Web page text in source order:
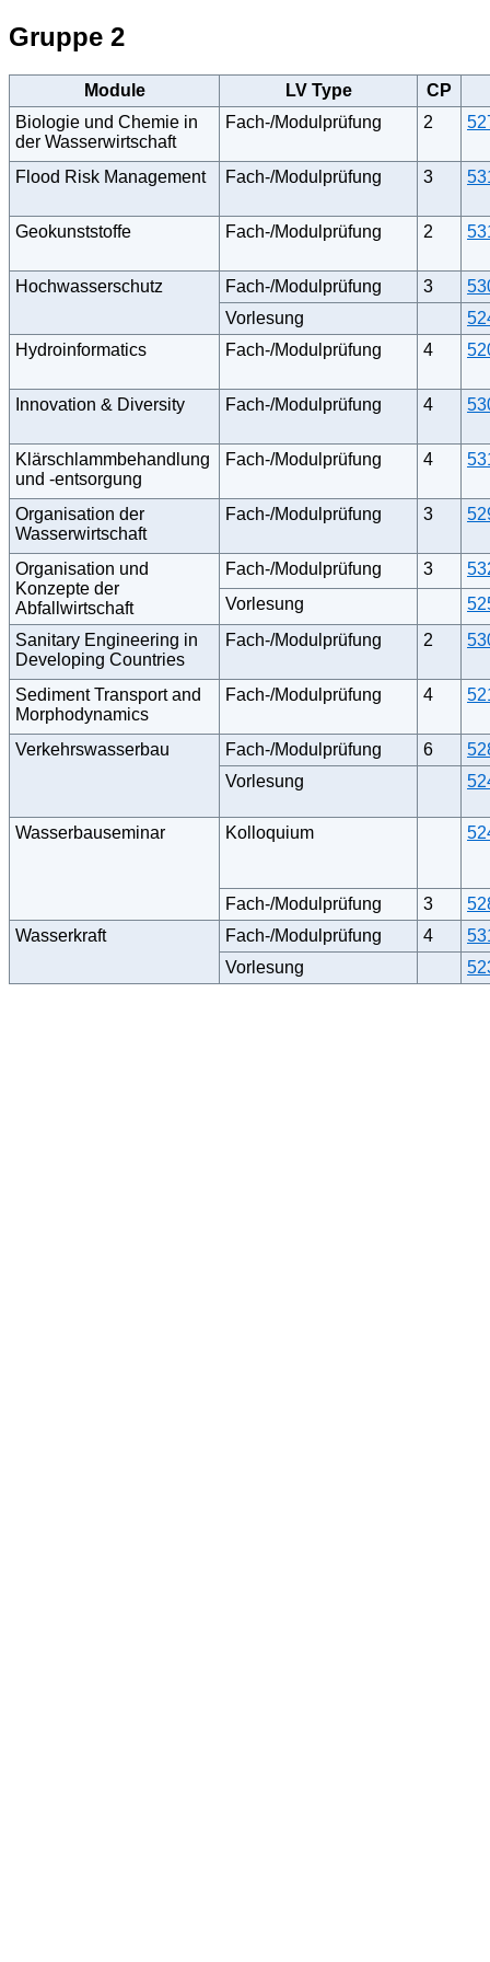
Gruppe 2
Module LV Type
CP
Biologie und Chemie in
der Wasserwirtschaft
Fach-/Modulprüfung 2
Flood Risk Management Fach-/Modulprüfung 3
Geokunststoffe Fach-/Modulprüfung 2
Hochwasserschutz Fach-/Modulprüfung 3
Vorlesung
Hydroinformatics
Fach-/Modulprüfung 4
Innovation & Diversity Fach-/Modulprüfung 4
Klärschlammbehandlung
und -entsorgung
Fach-/Modulprüfung 4
Organisation der
Wasserwirtschaft
Fach-/Modulprüfung 3
Organisation und
Konzepte der
Abfallwirtschaft
Fach-/Modulprüfung 3
Vorlesung
Sanitary Engineering in
Developing Countries
Fach-/Modulprüfung 2
Sediment Transport and
Morphodynamics
Fach-/Modulprüfung 4
Verkehrswasserbau Fach-/Modulprüfung 6
Vorlesung
Wasserbauseminar Kolloquium
Fach-/Modulprüfung 3
Wasserkraft
Fach-/Modulprüfung 4
Vorlesung